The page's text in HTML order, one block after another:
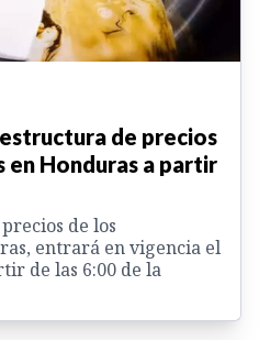
de precios
en Honduras a partir
de los
entrará en vigencia el
de las 6:00 de la